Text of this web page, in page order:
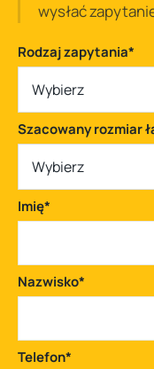
wysłać
Rodzaj zapytania*
Wybierz
Szacowany rozmiar
Wybierz
Imię*
Nazwisko*
Telefon*